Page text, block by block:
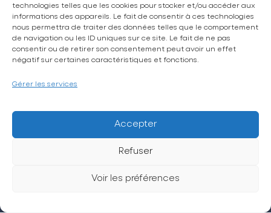
technologies telles que les cookies pour stocker et/ou accéder aux
informations des appareils. Le fait de consentir à ces technologies
nous permettra de traiter des données telles que le comportement
de navigation ou les ID uniques sur ce site. Le fait de ne pas
consentir ou de retirer son consentement peut avoir un effet
négatif sur certaines caractéristiques et fonctions.
Gérer les services
Accepter
Refuser
Voir les préférences
La CPTS Trésor
Espace adhérent
Petites annonces
Contact